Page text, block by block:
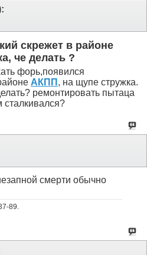
скрежет в районе
че делать ?
форь,появился
АКПП , на щупе стружка.
ремонтировать пытаца
сталкивался?
смерти обычно
89.